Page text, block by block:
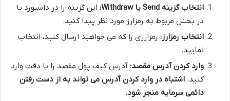
انتخاب گزینه Send یا Withdraw:
این گزینه را در داشبورد یا
در بخش مربوط به رمزارز مورد نظر پیدا کنید.
انتخاب رمزارز: رمزارزی را که می خواهید ارسال کنید، انتخاب
نمایید.
وارد کردن آدرس مقصد: آدرس کیف پول مقصد را با دقت وارد
کنید. اشتباه در وارد کردن آدرس می تواند به از دست رفتن
دائمی سرمایه منجر شود.